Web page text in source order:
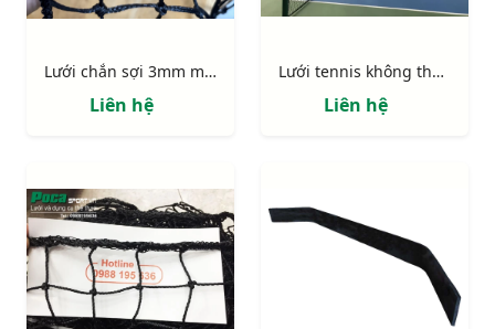
Lưới chắn sợi 3mm màu đen cao cấp
Liên hệ
Lưới tennis không thụng 323348C
Liên hệ